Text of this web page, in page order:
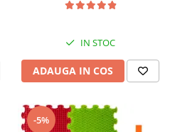
IN STOC
ADAUGA IN COS
-5%